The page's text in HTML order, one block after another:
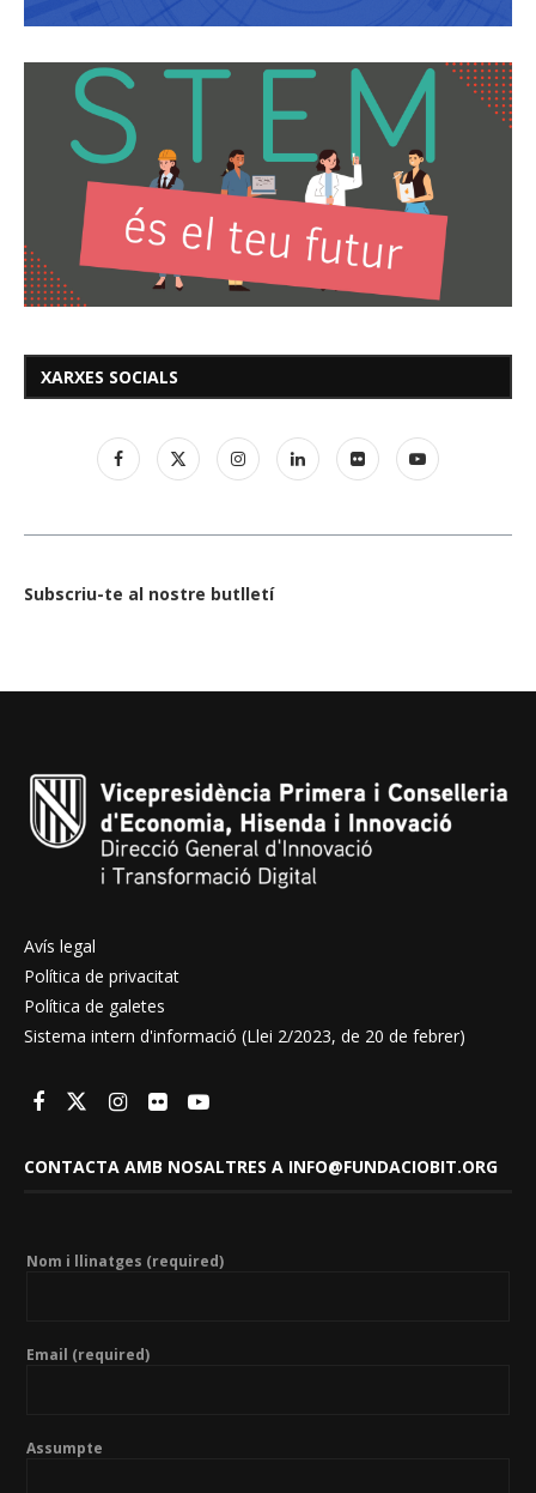
XARXES SOCIALS
Subscriu-te al nostre butlletí
Avís legal
Política de privacitat
Política de galetes
Sistema intern d'informació (Llei 2/2023, de 20 de febrer)
CONTACTA AMB NOSALTRES A INFO@FUNDACIOBIT.ORG
Nom i llinatges (required)
Email (required)
Assumpte